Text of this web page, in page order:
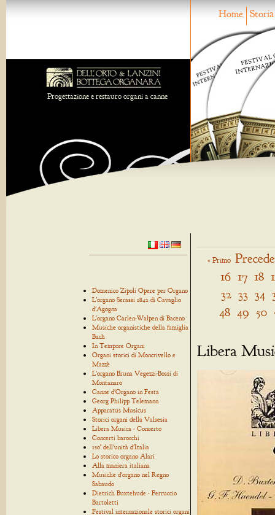
Home Storia
Progettazione e restauro organi a canne
Domenico Zipoli Opere per Organo
L'organo Serassi 1842 di Cavaglio
d'Agogna
L'organo Carlen-Walpen di Baceno
Musiche organistiche della famiglia
Bach
In Tempore Organi
Organi storici di Moncrivello e
Mazzè
L'organo Bruna Vegezzi-Bossi di
Montanaro
Canne d'Organo in Festa
Georg Philipp Telemann
Apparatus Musicus
Storici organi della Valsesia
Libera Musica - Concerto
Concerti barocchi
150° dell'unità d'Italia
Lo storico organo Alari
Alla maniera italiana
Musiche d'organo nel Regno
Sabaudo
Dietrich Buxtehude - Ferruccio
Bartoletti
Festival internazionale storici organi
« Primo
16 17 18
32 33 34
48 49 50
Libera